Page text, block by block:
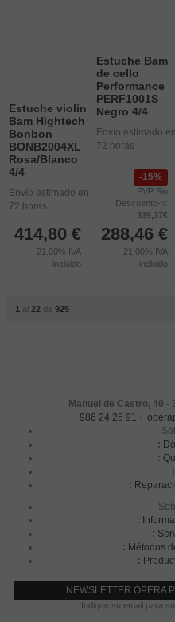
Estuche violín
Bam Hightech
Bonbon
BONB2004XL
Rosa/Blanco
4/4
Envío estimado en
72 horas
414,80 €
21.00% IVA
incluido
Estuche Bam
de cello
Performance
PERF1001S
Negro 4/4
Envío estimado en
72 horas
15%
PVP Sin
Descuento->:
339,37€
288,46 €
21.00% IVA
incluido
1 al 22de 925
Manuel de Castro, 40 -
986 24 25 91
:
:
:
:
:
:
: Métodos
:
NEWSLETTER ÓPERA
Indique su email para